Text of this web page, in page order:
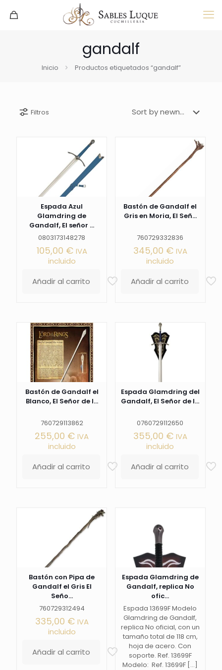
gandalf
Inicio Productos etiquetados “gandalf”
Filtros
Espada Azul
Glamdring de
Gandalf, El señor ...
0803173148278
105,00 € IVA
incluido
Añadir al carrito
Bastón de Gandalf el
Gris en Moria, El Señ...
760729332836
345,00 € IVA
incluido
Añadir al carrito
Bastón de Gandalf el
Blanco, El Señor de l...
760729113862
255,00 € IVA
incluido
Añadir al carrito
Espada Glamdring del
Gandalf, El Señor de l...
0760729112650
355,00 € IVA
incluido
Añadir al carrito
Bastón con Pipa de
Gandalf el Gris El
Seño...
760729312494
335,00 € IVA
incluido
Añadir al carrito
Espada Glamdring de
Gandalf, replica No
ofic...
Espada 13699F Modelo
Glamdring de Gandalf,
replica No oficial, con un
tamaño total de 118 cm,
hoja de acero. Con
soporte. Ref. 13699F
Modelo: Ref. 13699F […]